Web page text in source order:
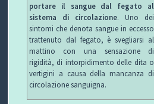
portare il sangue dal fegato al
sistema di circolazione. Uno dei
sintomi che denota sangue in eccesso
trattenuto dal fegato, è svegliarsi al
mattino con una sensazione di
rigidità, di intorpidimento delle dita o
vertigini a causa della mancanza di
circolazione sanguigna.